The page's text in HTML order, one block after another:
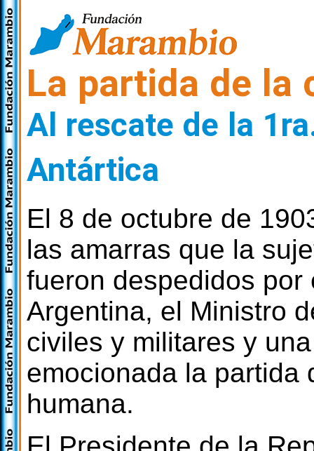
La partida de la
Al rescate de la
Antártica
El 8 de octubre de
las amarras que la
fueron despedidos
Argentina, el Ministro
civiles y militares y
emocionada la partida
humana.